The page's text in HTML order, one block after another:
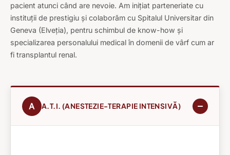
pacient atunci când are nevoie. Am inițiat parteneriate cu
instituții de prestigiu și colaborăm cu Spitalul Universitar din
Geneva (Elveția), pentru schimbul de know-how și
specializarea personalului medical în domenii de vârf cum ar
fi transplantul renal.
A A.T.I. (ANESTEZIE-TERAPIE INTENSIVĂ)